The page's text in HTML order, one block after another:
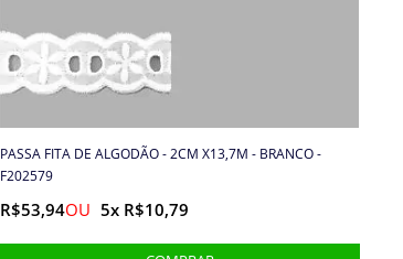
PASSA FITA DE ALGODÃO - 2CM X13,7M - BRANCO -
F202579
R$53,94 5x R$10,79